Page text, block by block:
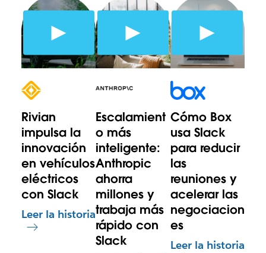
Rivian
impulsa la
innovación
en vehículos
eléctricos
con Slack
Leer la historia
Escalamient
o más
inteligente:
Anthropic
ahorra
millones y
trabaja más
rápido con
Slack
Cómo Box
usa Slack
para reducir
las
reuniones y
acelerar las
negociacion
es
Leer la historia